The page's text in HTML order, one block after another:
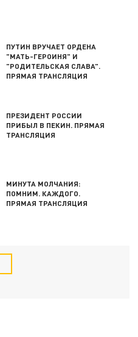
ПУТИН ВРУЧАЕТ ОРДЕНА
"МАТЬ-ГЕРОИНЯ" И
"РОДИТЕЛЬСКАЯ СЛАВА".
ПРЯМАЯ ТРАНСЛЯЦИЯ
ПРЕЗИДЕНТ РОССИИ
ПРИБЫЛ В ПЕКИН. ПРЯМАЯ
ТРАНСЛЯЦИЯ
МИНУТА МОЛЧАНИЯ:
ПОМНИМ. КАЖДОГО.
ПРЯМАЯ ТРАНСЛЯЦИЯ